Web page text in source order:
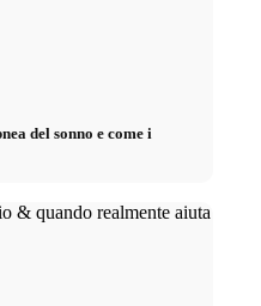
del sonno e come i